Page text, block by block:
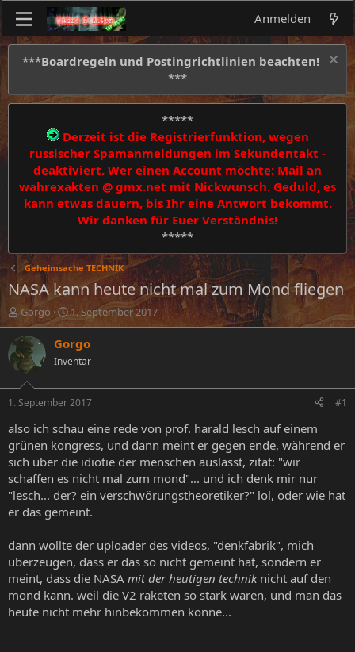
Anmelden
***Boardregeln und Postingrichtlinien beachten!
***
*****
Derzeit ist die Registrierfunktion, wegen
russischer Spamanmeldungen im Sekundentakt -
deaktiviert. Wer einen Account möchte: Mail an
wahrexakten @ gmx.net mit Nickwunsch. Geduld, es
kann etwas dauern, bis Ihr eine Antwort bekommt.
Wir danken für Euer Verständnis!
*****
Geheimsache TECHNIK
NASA kann heute nicht mal zum Mond fliegen
E
r
s
t
e
l
l
e
r
Gorgo
E
r
s
e
l
t
a
1. September 2017
Gorgo
Inventar
1. September 2017 #1
also ich schau eine rede von prof. harald lesch auf einem
grünen kongress, und dann meint er gegen ende, während er
sich über die idiotie der menschen auslässt, zitat: "wir
schaffen es nicht mal zum mond"... und ich denk mir nur
"lesch... der? ein verschwörungstheoretiker?" lol, oder wie hat
er das gemeint.
dann wollte der uploader des videos, "denkfabrik", mich
überzeugen, dass er das so nicht gemeint hat, sondern er
meint, dass die NASA mit der heutigen techniknicht auf den
mond kann. weil die V2 raketen so stark waren, und man das
heute nicht mehr hinbekommen könne...